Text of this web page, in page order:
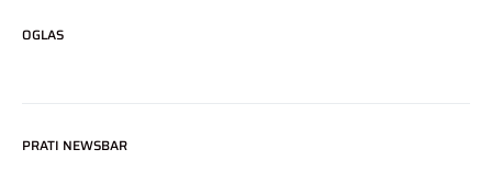
OGLAS
PRATI NEWSBAR